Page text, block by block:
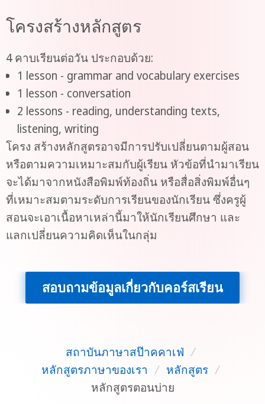
โครงสร้างหลักสูตร
4 คาบเรียนต่อวัน ประกอบด้วย:
1 lesson - grammar and vocabulary exercises
1 lesson - conversation
2 lessons - reading, understanding texts,
listening, writing
โครง สร้างหลักสูตรอาจมีการปรับเปลี่ยนตามผู้สอน
หรือตามความเหมาะสมกับผู้เรียน หัวข้อที่นำมาเรียน
จะได้มาจากหนังสือพิมพ์ท้องถิ่น หรือสื่อสิ่งพิมพ์อื่นๆ
ที่เหมาะสมตามระดับการเรียนของนักเรียน ซึ่งครูผู้
สอนจะเอาเนื้อหาเหล่านี้มาให้นักเรียนศึกษา และ
แลกเปลี่ยนความคิดเห็นในกลุ่ม
สอบถามข้อมูลเกี่ยวกับคอร์สเรียน
สถาบันภาษาสป๊าคคาเฟ่ /
หลักสูตรภาษาของเรา / หลักสูตร /
หลักสูตรตอนบ่าย